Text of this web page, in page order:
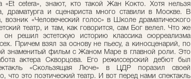
«Et cetera», знают, кто такой Жан Кокто. Хотя нельзя
драматурга и сценариста много ставили в Москве. В
«Человеческий голос» в Школе драматического
театр, и там, как говорится, сам Бог велел. Что же
он решил эстетскую историю классика сюрреализма
Причем взял за основу не пьесу, а киносценарий, по
знаменитый фильм с Жаном Маре в главной роли. Это
актера Скворцова. Его режиссерский дебют был
«Скользящая Люче» в ЦДР поразил своей
что это поэтический театр. И вот перед нами спектакль